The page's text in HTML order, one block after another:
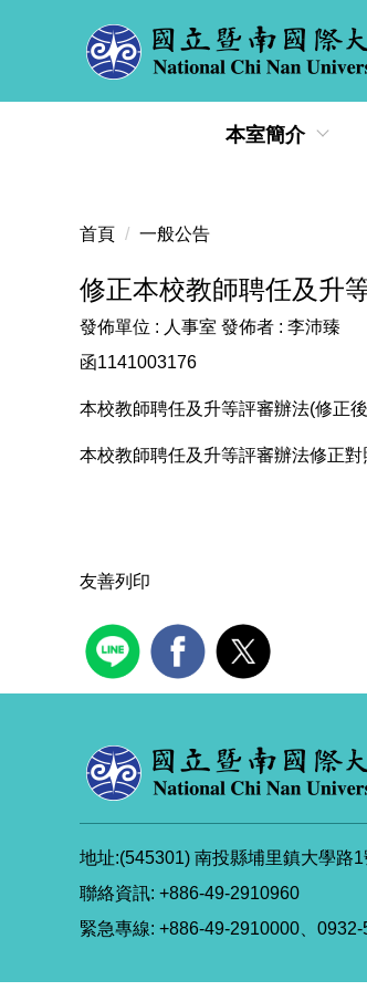
本室簡介
首頁 一般公告
修正本校教師聘任及升
發佈單位 : 人事室 發佈者 : 李沛臻
函1141003176
本校教師聘任及升等評審辦法(修正
本校教師聘任及升等評審辦法修正對
友善列印
地址:(545301) 南投縣埔里鎮大學路1
聯絡資訊: +886-49-2910960
緊急專線: +886-49-2910000、